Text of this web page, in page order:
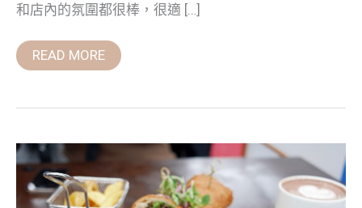
和店內的氛圍都很棒，很適 […]
READ MORE
E.R.C
Cafe
阿
達
阿